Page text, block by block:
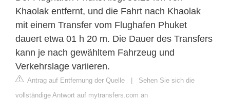
Khaolak entfernt, und die Fahrt nach Khaolak
mit einem Transfer vom Flughafen Phuket
dauert etwa 01 h 20 m. Die Dauer des Transfers
kann je nach gewähltem Fahrzeug und
Verkehrslage variieren.
Antrag auf Entfernung der Quelle
Sehen Sie sich die
vollständige Antwort auf mytransfers.com an